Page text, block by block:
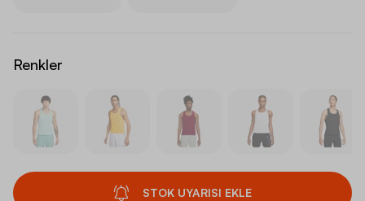
Renkler
STOK UYARISI EKLE